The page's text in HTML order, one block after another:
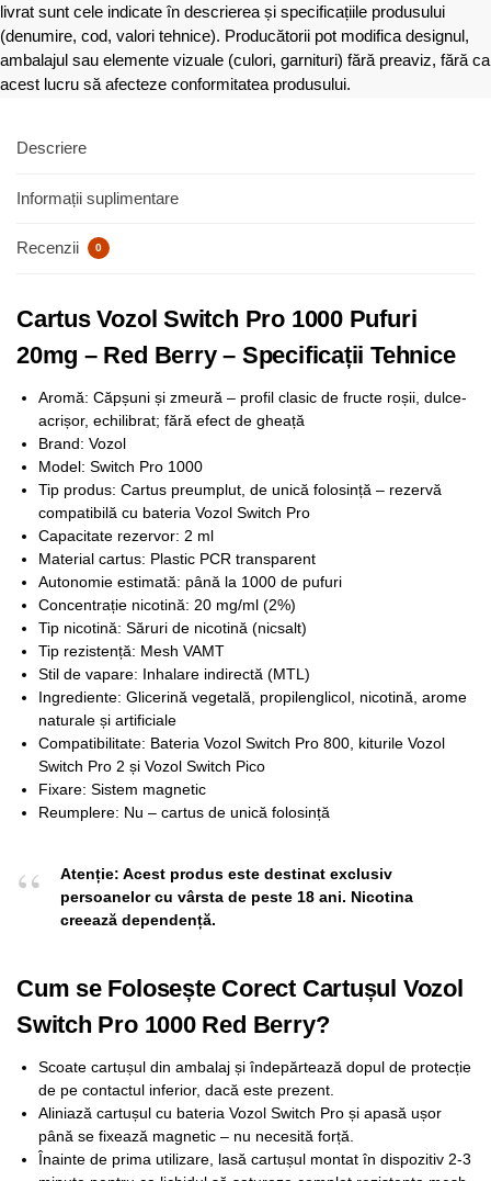
livrat sunt cele indicate în descrierea și specificațiile produsului
(denumire, cod, valori tehnice). Producătorii pot modifica designul,
ambalajul sau elemente vizuale (culori, garnituri) fără preaviz, fără ca
acest lucru să afecteze conformitatea produsului.
Descriere
Informații suplimentare
Recenzii 0
Cartus Vozol Switch Pro 1000 Pufuri
20mg – Red Berry – Specificații Tehnice
Aromă: Căpșuni și zmeură – profil clasic de fructe roșii, dulce-
acrișor, echilibrat; fără efect de gheață
Brand: Vozol
Model: Switch Pro 1000
Tip produs: Cartus preumplut, de unică folosință – rezervă
compatibilă cu bateria Vozol Switch Pro
Capacitate rezervor: 2 ml
Material cartus: Plastic PCR transparent
Autonomie estimată: până la 1000 de pufuri
Concentrație nicotină: 20 mg/ml (2%)
Tip nicotină: Săruri de nicotină (nicsalt)
Tip rezistență: Mesh VAMT
Stil de vapare: Inhalare indirectă (MTL)
Ingrediente: Glicerină vegetală, propilenglicol, nicotină, arome
naturale și artificiale
Compatibilitate: Bateria Vozol Switch Pro 800, kiturile Vozol
Switch Pro 2 și Vozol Switch Pico
Fixare: Sistem magnetic
Reumplere: Nu – cartus de unică folosință
Atenție: Acest produs este destinat exclusiv
persoanelor cu vârsta de peste 18 ani. Nicotina
creează dependență.
Cum se Folosește Corect Cartușul Vozol
Switch Pro 1000 Red Berry?
Scoate cartușul din ambalaj și îndepărtează dopul de protecție
de pe contactul inferior, dacă este prezent.
Aliniază cartușul cu bateria Vozol Switch Pro și apasă ușor
până se fixează magnetic – nu necesită forță.
Înainte de prima utilizare, lasă cartușul montat în dispozitiv 2-3